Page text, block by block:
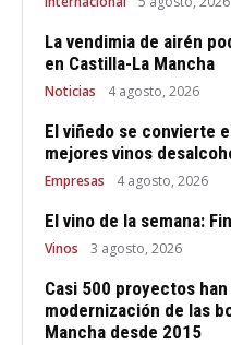
La vendimia de airén
en Castilla-La Mancha
Noticias 4 agosto, 2026
El viñedo se convierte
mejores vinos
Empresas 4 agosto, 2026
El vino de la semana:
Vinos 3 agosto, 2026
Casi 500 proyectos
modernización de las
Mancha desde 2015